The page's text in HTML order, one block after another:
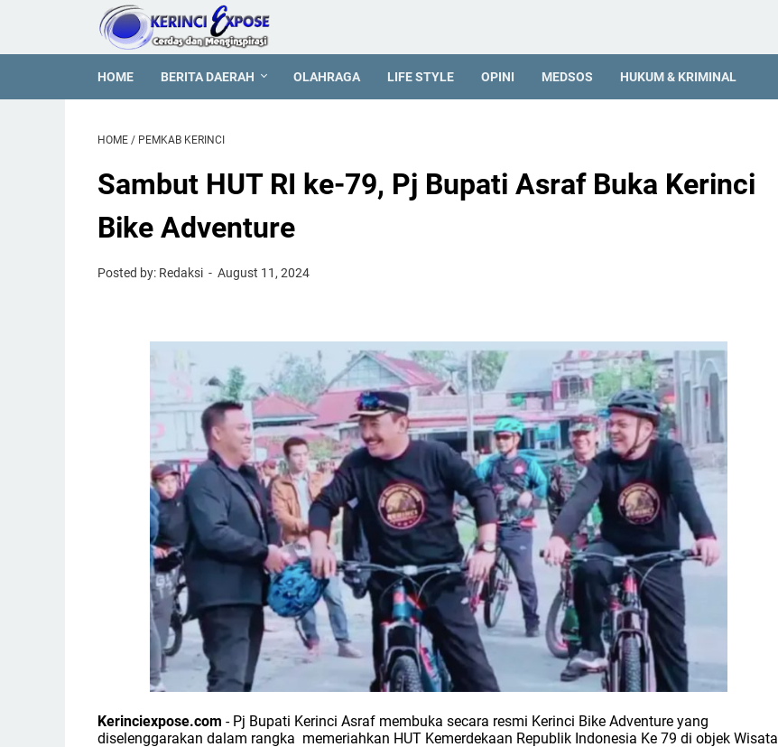
HOME BERITA DAERAH OLAHRAGA LIFE STYLE OPINI MEDSOS HUKUM & KRIMINAL
HOME / PEMKAB KERINCI
Sambut HUT RI ke-79, Pj Bupati Asraf Buka Kerinci
Bike Adventure
Posted by: Redaksi August 11, 2024
Kerinciexpose.com - Pj Bupati Kerinci Asraf membuka secara resmi Kerinci Bike Adventure yang
diselenggarakan dalam rangka memeriahkan HUT Kemerdekaan Republik Indonesia Ke 79 di objek Wisata